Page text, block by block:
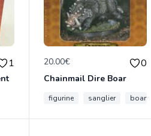
1 20.00€ 0
Chainmail Dire Boar
figurine sanglier boar